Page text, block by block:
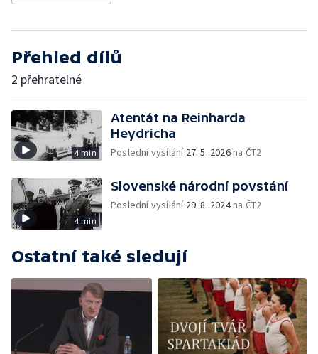
Přehled dílů
2 přehratelné
4 min
Atentát na Reinharda
Heydricha
Poslední vysílání 27. 5. 2026na ČT2
4 min
Slovenské národní povstání
Poslední vysílání 29. 8. 2024na ČT2
Ostatní také sledují